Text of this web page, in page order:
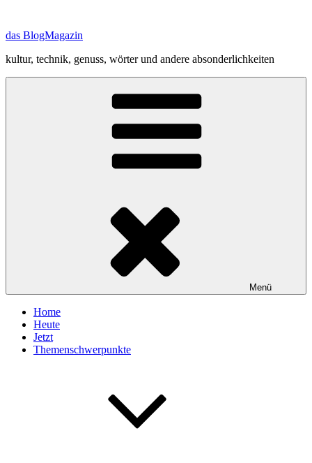
springen
das BlogMagazin
kultur, technik, genuss, wörter und andere absonderlichkeiten
Menü
Home
Heute
Jetzt
Themenschwerpunkte